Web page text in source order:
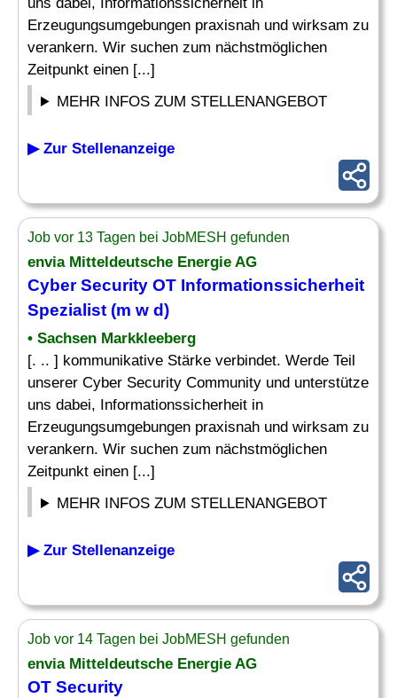
Erzeugungsumgebungen praxisnah und wirksam zu
verankern. Wir suchen zum nächstmöglichen
Zeitpunkt einen [...]
MEHR INFOS ZUM STELLENANGEBOT
▶ Zur Stellenanzeige
Job vor 13 Tagen bei JobMESH gefunden
envia Mitteldeutsche Energie AG
Cyber Security OT Informationssicherheit
Spezialist (m w d)
• Sachsen Markkleeberg
[. .. ] kommunikative Stärke verbindet. Werde Teil
unserer Cyber Security Community und unterstütze
uns dabei, Informationssicherheit in
Erzeugungsumgebungen praxisnah und wirksam zu
verankern. Wir suchen zum nächstmöglichen
Zeitpunkt einen [...]
MEHR INFOS ZUM STELLENANGEBOT
▶ Zur Stellenanzeige
Job vor 14 Tagen bei JobMESH gefunden
envia Mitteldeutsche Energie AG
OT Security